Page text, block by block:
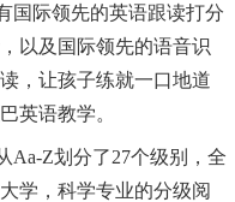
国际领先的英语跟读打分
以及国际领先的语音识
，让孩子练就一口地道
英语教学。
aa-Z划分了27个级别，全
学，科学专业的分级阅